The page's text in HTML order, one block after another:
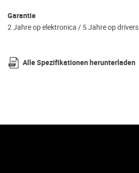
Garantie
2 Jahre op elektronica / 5 Jahre op drivers
Alle Spezifikationen herunterladen